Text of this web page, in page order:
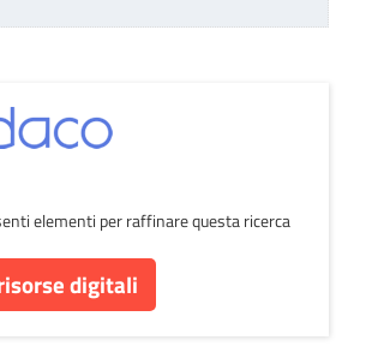
elementi per raffinare questa ricerca
digitali